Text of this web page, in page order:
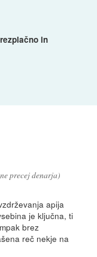
in
precej denarja)
apija
je ključna, ti
brez
reč nekje na